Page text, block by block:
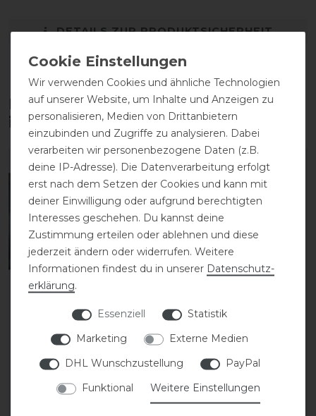
DETAILS ZUR PRODUKTSICHERHEIT
Diese Produkte könnten dich auch
interessieren
Dyon New English
Martingalgabel
geschlossen soft
Dyon New English
Martingalgabel
Ringmartingal
Wir verwenden Cookies und ähnliche Technologien
auf unserer Website, um Inhalte und Anzeigen zu
personalisieren, Medien von Drittanbietern
einzubinden und Zugriffe zu analysieren. Dabei
verarbeiten wir personenbezogene Daten (z.B.
deine IP-Adresse). Die Datenverarbeitung erfolgt
erst nach dem Setzen der Cookies und kann mit
deiner Einwilligung oder aufgrund berechtigten
Interesses geschehen. Du kannst deine
Zustimmung erteilen oder ablehnen und diese
jederzeit ändern oder widerrufen. Weitere
Informationen findest du in unserer Daten­schutz­
erklärung.
Essenziell
Statistik
Marketing
Externe Medien
DHL Wunschzustellung
PayPal
Funktional
Weitere Einstellungen